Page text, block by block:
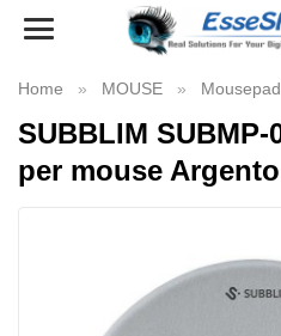
Toggle
Home MOUSE Mousepad
SUBBLIM
per mouse Argento